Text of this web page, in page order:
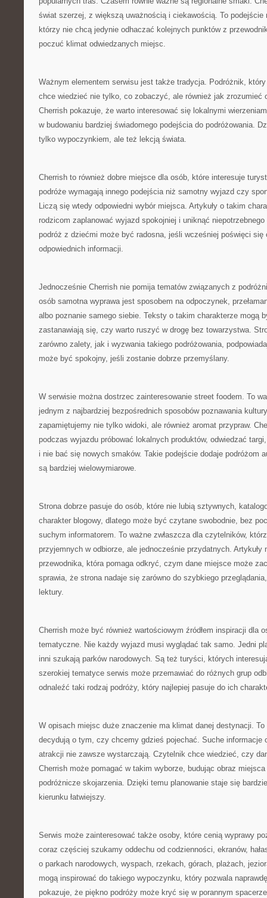
świat szerzej, z większą uważnością i ciekawością. To
którzy nie chcą jedynie odhaczać kolejnych punktów z
poczuć klimat odwiedzanych miejsc.
Ważnym elementem serwisu jest także tradycja. Podróżnik,
chce wiedzieć nie tylko, co zobaczyć, ale również jak zrozumieć
Cherrish pokazuje, że warto interesować się lokalnymi
w budowaniu bardziej świadomego podejścia do podróżowania.
tylko wypoczynkiem, ale też lekcją świata.
Cherrish to również dobre miejsce dla osób, które interesuje
podróże wymagają innego podejścia niż samotny wyjazd czy
Liczą się wtedy odpowiedni wybór miejsca. Artykuły o takim
rodzicom zaplanować wyjazd spokojniej i uniknąć
podróż z dziećmi może być radosna, jeśli wcześniej poświęci się
odpowiednich informacji.
Jednocześnie Cherrish nie pomija tematów związanych z
osób samotna wyprawa jest sposobem na odpoczynek,
albo poznanie samego siebie. Teksty o takim charakterze mogą
zastanawiają się, czy warto ruszyć w drogę bez towarzystwa.
zarówno zalety, jak i wyzwania takiego podróżowania,
może być spokojny, jeśli zostanie dobrze przemyślany.
W serwisie można dostrzec zainteresowanie street foodem. To
jednym z najbardziej bezpośrednich sposobów poznawania
zapamiętujemy nie tylko widoki, ale również aromat przypraw.
podczas wyjazdu próbować lokalnych produktów, odwiedzać
i nie bać się nowych smaków. Takie podejście dodaje podróżom
są bardziej wielowymiarowe.
Strona dobrze pasuje do osób, które nie lubią sztywnych,
charakter blogowy, dlatego może być czytane swobodnie, bez
suchym informatorem. To ważne zwłaszcza dla czytelników,
przyjemnych w odbiorze, ale jednocześnie przydatnych. Artykuły
przewodnika, która pomaga odkryć, czym dane miejsce może
sprawia, że strona nadaje się zarówno do szybkiego
lektury.
Cherrish może być również wartościowym źródłem inspiracji dla
tematyczne. Nie każdy wyjazd musi wyglądać tak samo. Jedni
inni szukają parków narodowych. Są też turyści, których
szerokiej tematyce serwis może przemawiać do różnych grup
odnaleźć taki rodzaj podróży, który najlepiej pasuje do ich
W opisach miejsc duże znaczenie ma klimat danej destynacji. To
decydują o tym, czy chcemy gdzieś pojechać. Suche informacje
atrakcji nie zawsze wystarczają. Czytelnik chce wiedzieć, czy
Cherrish może pomagać w takim wyborze, budując obraz
podróżnicze skojarzenia. Dzięki temu planowanie staje się
kierunku łatwiejszy.
Serwis może zainteresować także osoby, które cenią wyprawy
coraz częściej szukamy oddechu od codzienności, ekranów,
o parkach narodowych, wyspach, rzekach, górach, plażach,
mogą inspirować do takiego wypoczynku, który pozwala
pokazuje, że piękno podróży może kryć się w porannym